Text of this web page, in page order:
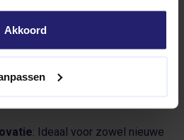
Akkoord
van
en kunnen in
: Ideaal voor zowel nieuwe